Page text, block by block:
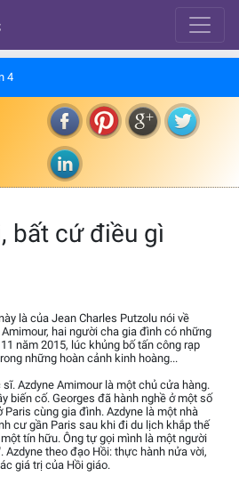
4
bất cứ điều gì
là của Jean Charles Putzolu nói về
hai người cha gia đình có những
năm 2015, lúc khủng bố tấn công rạp
những hoàn cảnh kinh hoàng...
Azdyne Amimour là một chủ cửa hàng.
biến cố. Georges đã hành nghề ở một số
cùng gia đình. Azdyne là một nhà
cư gần Paris sau khi đi du lịch khắp thế
tín hữu. Ông tự gọi mình là một người
Azdyne theo đạo Hồi: thực hành nửa vời,
giá trị của Hồi giáo.